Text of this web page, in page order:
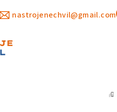
nastrojenechvil@gmail.com